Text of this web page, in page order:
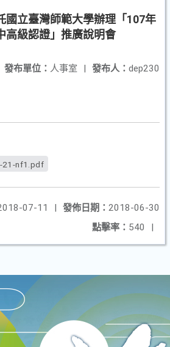
國立臺灣師範大學辦理「107年
高級認證」推廣說明會
發布人： dep230
發布單位： 人事室 |
21-nf1.pdf
發佈日期： 2018-06-30
07-11
|
點擊率： 540 |